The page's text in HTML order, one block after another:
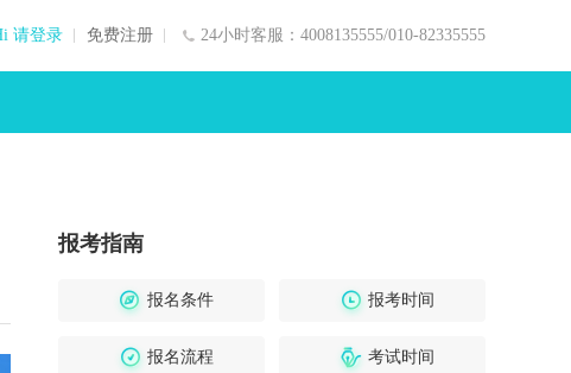
24小时客服：4008135555/010-82335555
请登录 免费注册
报考指南
报名条件 报考时间
报名流程 考试时间